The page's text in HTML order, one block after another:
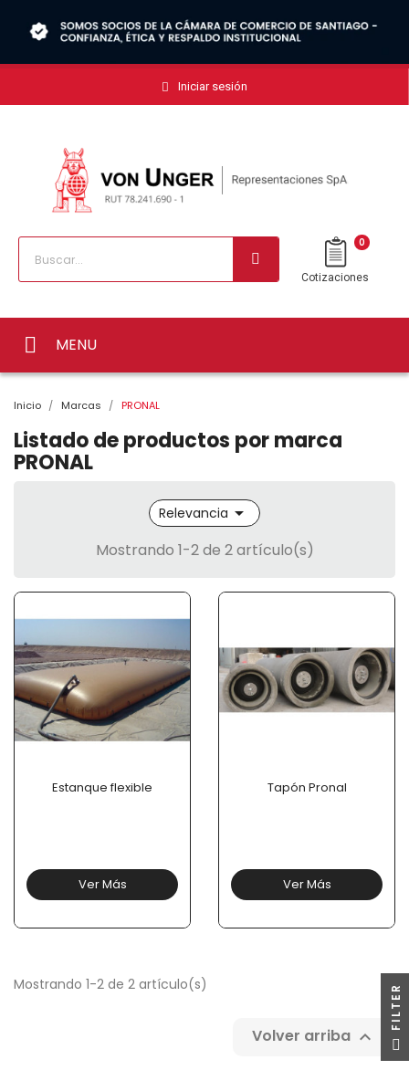
Iniciar sesión
0
Cotizaciones
MENU
Inicio Marcas PRONAL
Listado de productos por marca
PRONAL
Relevancia 
Mostrando 1-2 de 2 artículo(s)
Estanque flexible
Ver Más
Tapón Pronal
Ver Más
Mostrando 1-2 de 2 artículo(s)
Volver arriba 
R